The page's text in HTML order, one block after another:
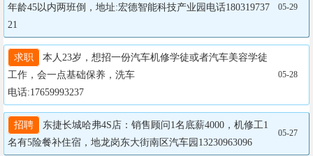
年龄45以内两班倒，地址:宏德智能科技产业园电话180319737
21
05-29
求职
本人23岁，想招一份汽车机修学徒或者汽车美容学徒
工作，会一点基础保养，洗车
电话:17659993237
05-28
招聘
东捷长城哈弗4S店：销售顾问1名底薪4000，机修工1
名有5险餐补住宿，地龙岗东大街南区汽车园13230963096
05-27